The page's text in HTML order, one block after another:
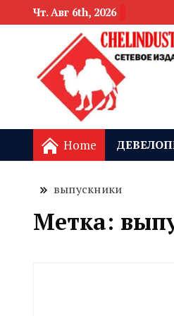
Чт. Авг 6th, 2026
Home
выпускники
Метка: